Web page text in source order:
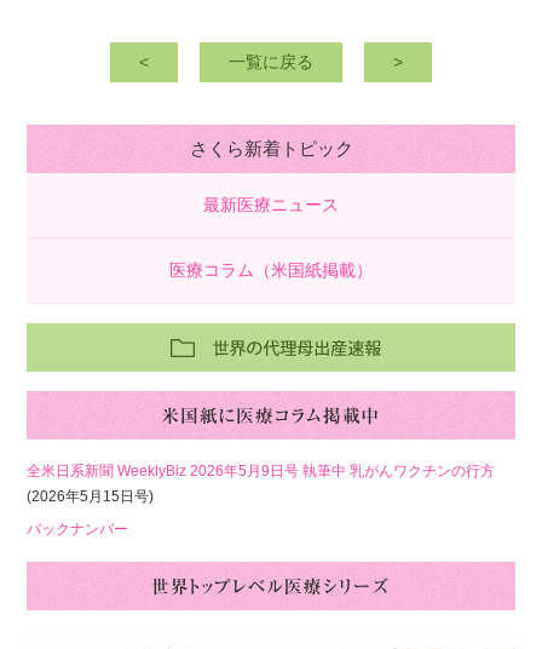
< 一覧に戻る >
さくら新着トピック
最新医療ニュース
医療コラム（米国紙掲載）
全米日系新聞 WeeklyBiz 2026年5月9日号 執筆中 乳がんワクチンの行方
(2026年5月15日号)
バックナンバー